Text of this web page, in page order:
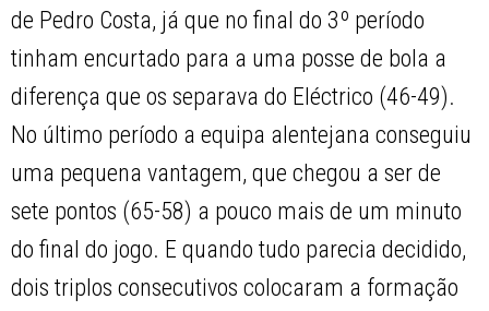
de Pedro Costa, já que no final do 3º período
tinham encurtado para a uma posse de bola a
diferença que os separava do Eléctrico (46-49).
No último período a equipa alentejana conseguiu
uma pequena vantagem, que chegou a ser de
sete pontos (65-58) a pouco mais de um minuto
do final do jogo. E quando tudo parecia decidido,
dois triplos consecutivos colocaram a formação